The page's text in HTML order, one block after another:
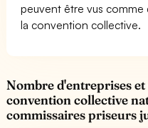
peuvent être vus comme
la convention collective.
Nombre d'entreprises
convention collective
commissaires priseurs